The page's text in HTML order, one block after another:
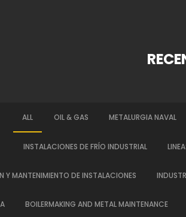
ALL OIL & GAS METALURGIA NAVAL
INSTALACIONES DE FRÍO INDUSTRIAL
Y MANTENIMIENTO DE INSTALACIONES
BOILERMAKING AND METAL MAINTENANCE